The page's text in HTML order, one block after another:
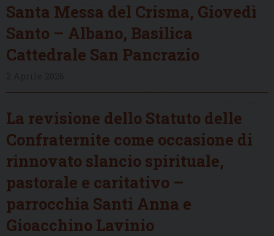
Santa Messa del Crisma, Giovedì
Santo – Albano, Basilica
Cattedrale San Pancrazio
La revisione dello Statuto delle
Confraternite come occasione di
rinnovato slancio spirituale,
pastorale e caritativo –
parrocchia Santi Anna e
Gioacchino Lavinio